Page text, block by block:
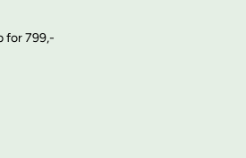
for 799,-